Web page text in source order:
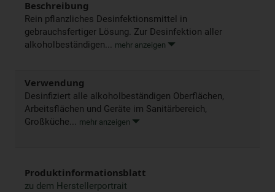
Beschreibung
Rein pflanzliches Desinfektionsmittel in
gebrauchsfertiger Lösung. Zur Desinfektion aller
alkoholbeständigen... mehr anzeigen
Verwendung
Desinfiziert alle alkoholbeständigen Oberflächen,
Arbeitsflächen und Geräte im Sanitärbereich,
Großküche... mehr anzeigen
Produktinformationsblatt
zu dem Herstellerportrait